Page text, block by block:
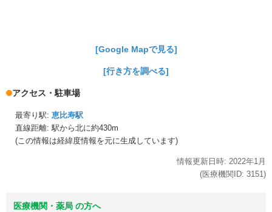
[Google Mapで見る]
[行き方を調べる]
アクセス・駐車場
最寄り駅: 恵比寿駅
直線距離: 駅から北に約430m
(この情報は経緯度情報を元に生成しています)
情報更新日時: 2022年1月
(医療機関ID: 3151)
医療機関・薬局 の方へ